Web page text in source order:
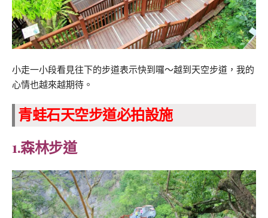
小走一小段看見往下的步道表示快到囉～越到天空步道，我的
心情也越來越期待。
青蛙石天空步道必拍設施
1.森林步道